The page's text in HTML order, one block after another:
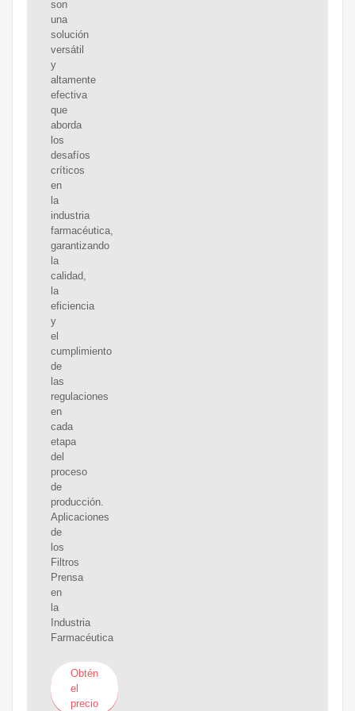
son
una
solución
versátil
y
altamente
efectiva
que
aborda
los
desafíos
críticos
en
la
industria
farmacéutica,
garantizando
la
calidad,
la
eficiencia
y
el
cumplimiento
de
las
regulaciones
en
cada
etapa
del
proceso
de
producción.
Aplicaciones
de
los
Filtros
Prensa
en
la
Industria
Farmacéutica
Obtén
el
precio